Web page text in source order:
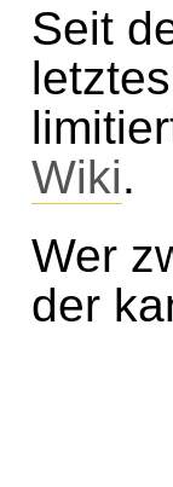
Seit
Wiki.
Wer
der